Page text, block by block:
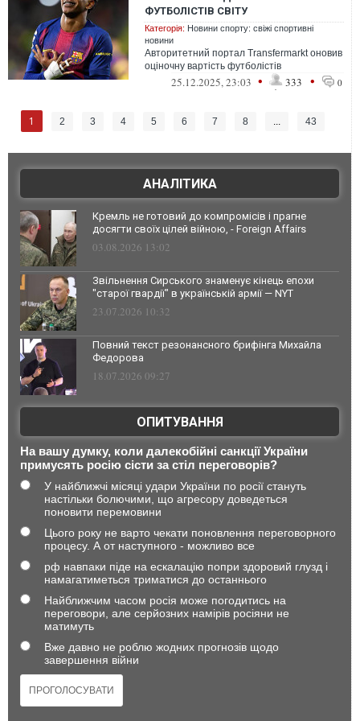
ФУТБОЛІСТІВ СВІТУ
Категорія: Новини спорту: свіжі спортивні
новини
Авторитетний портал Transfermarkt оновив
оціночну вартість футболістів
25.12.2025, 23:03 • 333 • 0
1 2 3 4 5 6 7 8 ... 43
АНАЛІТИКА
Кремль не готовий до компромісів і прагне
досягти своїх цілей війною, - Foreign Affairs
03.08.2026 13:02
Звільнення Сирського знаменує кінець епохи
"старої гвардії" в українській армії — NYT
23.07.2026 10:32
Повний текст резонансного брифінга Михайла
Федорова
18.07.2026 09:27
ОПИТУВАННЯ
На вашу думку, коли далекобійні санкції України
примусять росію сісти за стіл переговорів?
У найближчі місяці удари України по росії стануть
настільки болючими, що агресору доведеться
поновити перемовини
Цього року не варто чекати поновлення переговорного
процесу. А от наступного - можливо все
рф навпаки піде на ескалацію попри здоровий глузд і
намагатиметься триматися до останнього
Найближчим часом росія може погодитись на
переговори, але серйозних намірів росіяни не
матимуть
Вже давно не роблю жодних прогнозів щодо
завершення війни